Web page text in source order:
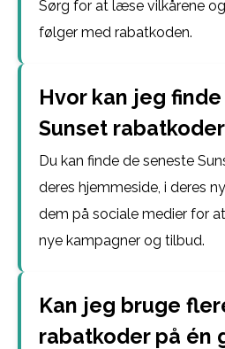
Sørg for at læse vilkårene
følger med rabatkoden.
Hvor kan jeg
Sunset
Du kan finde de seneste
deres hjemmeside, i deres
dem på sociale medier for
nye kampagner og tilbud.
Kan jeg bruge
rabatkoder på én